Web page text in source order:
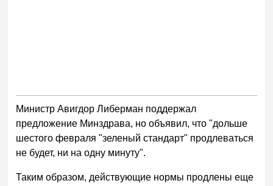
Министр Авигдор Либерман поддержал
предложение Минздрава, но объявил, что "дольше
шестого февраля "зеленый стандарт" продлеваться
не будет, ни на одну минуту".
Таким образом, действующие нормы продлены еще